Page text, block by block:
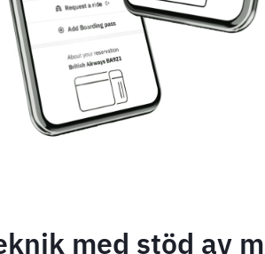
med stöd av